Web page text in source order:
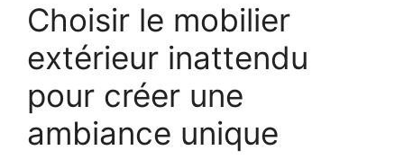
Choisir le mobilier
extérieur inattendu
pour créer une
ambiance unique